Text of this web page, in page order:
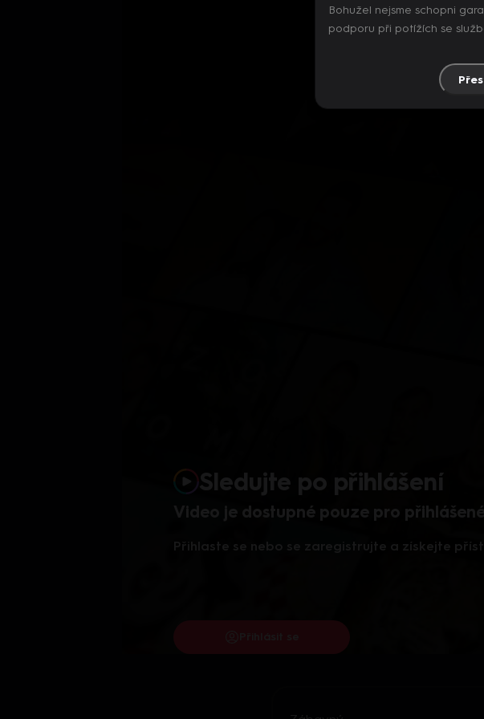
Video je dostupné pouze pro přihlášené
Sledujte po přihlášení
Přihlaste se nebo se zaregistrujte a získejte
Bohužel nejsme schopni
podporu při potížích se